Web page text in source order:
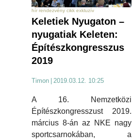
hír rendezvény cikk exkluzív
Keletiek Nyugaton –
nyugatiak Keleten:
Építészkongresszus
2019
Timon 2019.03.12. 10:25
A 16. Nemzetközi
Építészkongresszust 2019.
március 8-án az NKE nagy
sportcsarnokában, a